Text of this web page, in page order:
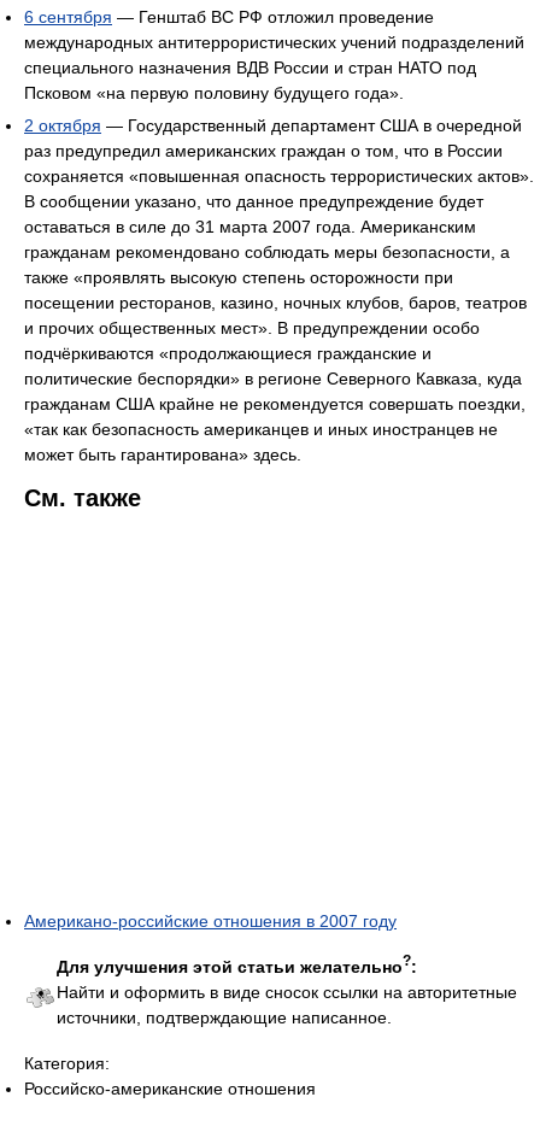
6 сентября — Генштаб ВС РФ отложил проведение
международных антитеррористических учений подразделений
специального назначения ВДВ России и стран НАТО под
Псковом «на первую половину будущего года».
2 октября — Государственный департамент США в очередной
раз предупредил американских граждан о том, что в России
сохраняется «повышенная опасность террористических актов».
В сообщении указано, что данное предупреждение будет
оставаться в силе до 31 марта 2007 года. Американским
гражданам рекомендовано соблюдать меры безопасности, а
также «проявлять высокую степень осторожности при
посещении ресторанов, казино, ночных клубов, баров, театров
и прочих общественных мест». В предупреждении особо
подчёркиваются «продолжающиеся гражданские и
политические беспорядки» в регионе Северного Кавказа, куда
гражданам США крайне не рекомендуется совершать поездки,
«так как безопасность американцев и иных иностранцев не
может быть гарантирована» здесь.
См. также
Американо-российские отношения в 2007 году
Для улучшения этой статьи желательно?:
Найти и оформить в виде сносок ссылки на авторитетные
источники, подтверждающие написанное.
Категория:
Российско-американские отношения